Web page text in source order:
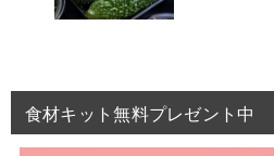
食材キット無料プレゼント中